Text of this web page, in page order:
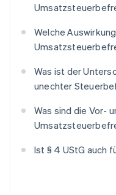
Welche
Was ist der
unechter
Was sind die Vor-
Ist § 4 UStG auch